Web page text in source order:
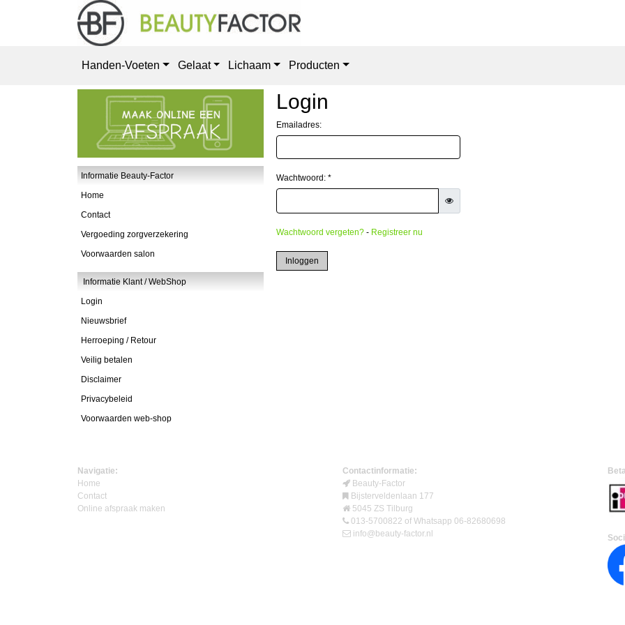
Handen-Voeten Gelaat Lichaam Producten
Informatie Beauty-Factor
Home
Contact
Vergoeding zorgverzekering
Voorwaarden salon
Informatie Klant / WebShop
Login
Nieuwsbrief
Herroeping / Retour
Veilig betalen
Disclaimer
Privacybeleid
Voorwaarden web-shop
Login
Emailadres:
Wachtwoord: *
Wachtwoord vergeten? - Registreer nu
Inloggen
Navigatie:
Home
Contact
Online afspraak maken
Contactinformatie:
Beauty-Factor
Bijsterveldenlaan 177
5045 ZS Tilburg
013-5700822 of Whatsapp 06-82680698
info@beauty-factor.nl